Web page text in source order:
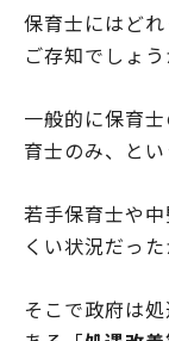
保育士にはど
ご存知でしょう
一般的に保育
育士のみ、とい
若手保育士や
くい状況だっ
そこで政府は